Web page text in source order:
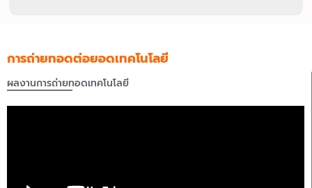
การถ่ายทอดต่อยอดเทคโนโลยี
ผลงานการถ่ายทอดเทคโนโลยี